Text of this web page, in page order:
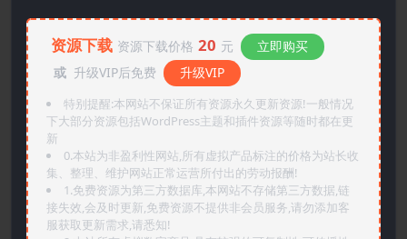
资源下载 资源下载价格 20 元
立即购买
或 升级VIP后免费 升级VIP
特别提醒:本网站不保证所有资源永久更新资源!一般情况
下大部分资源包括WordPress主题和插件资源等随时都在更
新
0.本站为非盈利性网站,所有虚拟产品标注的价格为站长收
集、整理、维护网站正常运营所付出的劳动报酬!
1.免费资源为第三方数据库,本网站不存储第三方数据,链
接失效,会及时更新,免费资源不提供非会员服务,请勿添加客
服获取更新需求,请悉知!